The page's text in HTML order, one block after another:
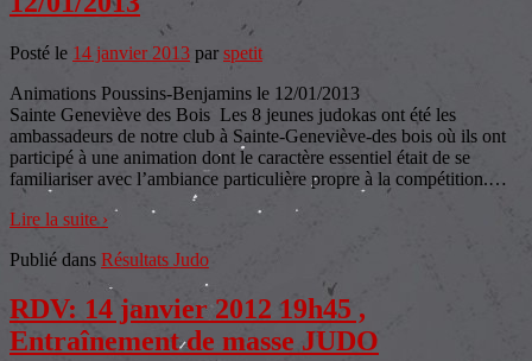
Posté le 14 janvier 2013 par spetit
Animations Poussins-Benjamins le 12/01/2013
Sainte Geneviève des Bois Les 8 jeunes judokas ont été les
ambassadeurs de notre club à Sainte-Geneviève-des bois où ils ont
participé à une animation dont le caractère essentiel était de se
familiariser avec l’ambiance particulière propre à la compétition.…
Lire la suite ›
Publié dans Résultats Judo
RDV: 14 janvier 2012 19h45 ,
Entraînement de masse JUDO